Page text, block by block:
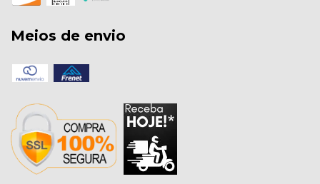
Meios de envio